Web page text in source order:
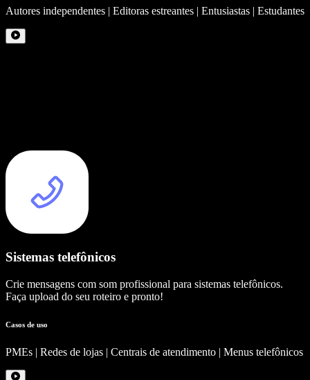
Autores independentes | Editoras estreantes | Entusiastas | Estudantes
Sistemas telefônicos
Crie mensagens com som profissional para sistemas telefônicos.
Faça upload do seu roteiro e pronto!
Casos de uso
PMEs | Redes de lojas | Centrais de atendimento | Menus telefônicos